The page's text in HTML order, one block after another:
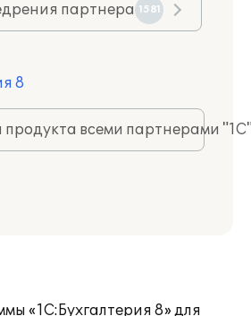
партнера 1581
8
продукта всеми партнерами
«1С:Бухгалтерия 8» для